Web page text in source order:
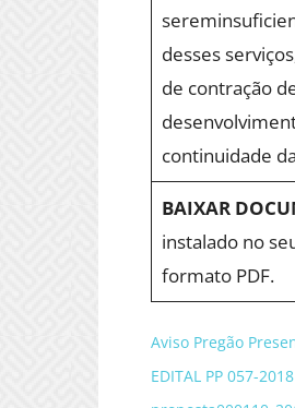
desses
de contração
continuidade
BAIXAR
instalado no
formato PDF.
Aviso Pregão
EDITAL PP 057-2018